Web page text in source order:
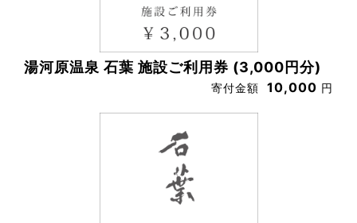
湯河原温泉 石葉 施設ご利用券 (3,000円分)
寄付金額 10,000 円